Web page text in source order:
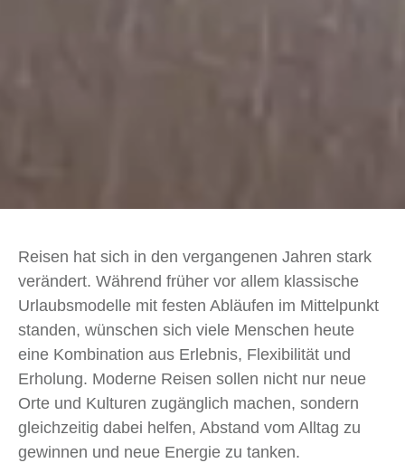
Reisen hat sich in den vergangenen Jahren stark
verändert. Während früher vor allem klassische
Urlaubsmodelle mit festen Abläufen im Mittelpunkt
standen, wünschen sich viele Menschen heute
eine Kombination aus Erlebnis, Flexibilität und
Erholung. Moderne Reisen sollen nicht nur neue
Orte und Kulturen zugänglich machen, sondern
gleichzeitig dabei helfen, Abstand vom Alltag zu
gewinnen und neue Energie zu tanken.